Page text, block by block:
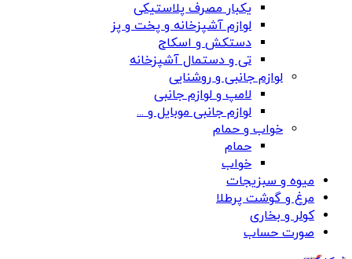
یکبار مصرف پلاستیکی
لوازم آشپزخانه و پخت و پز
دستکش و اسکاج
تی و دستمال آشپزخانه
لوازم جانبی و روشنایی
لامپ و لوازم جانبی
لوازم جانبی موبایل و ...
خواب و حمام
حمام
خواب
میوه و سبزیجات
مرغ و گوشت پرطلا
کولر و بخاری
صورت حساب